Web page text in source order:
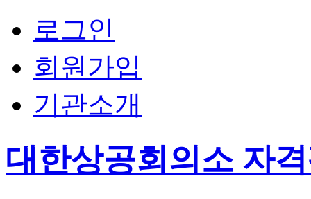
로그인
회원가입
기관소개
대한상공회의소 자